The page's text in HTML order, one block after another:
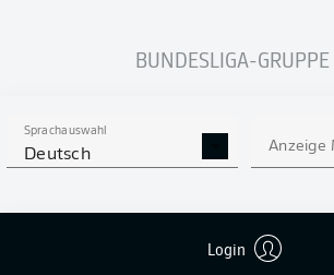
BUNDESLIGA-GRUPPE
Sprachauswahl
Deutsch Anzeige
Login
DER FRANZÖSISCHE KNIPSER
"EINE STARKE GESCHICHTE –
EINTRACHT FRANKFURT"